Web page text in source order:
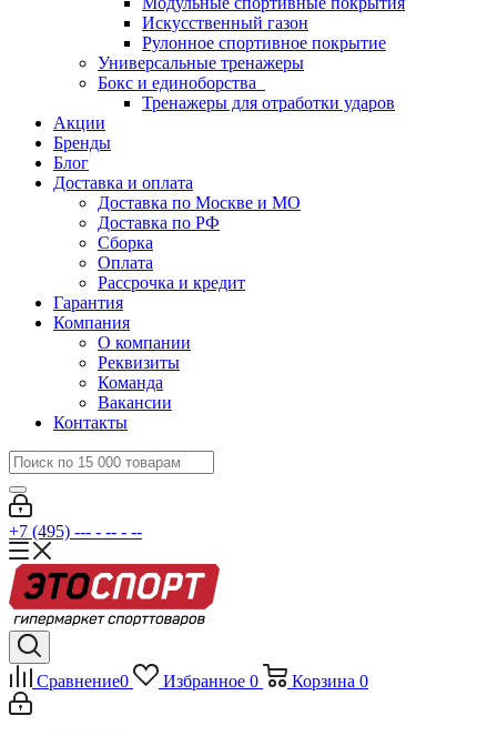
Искусственный газон
Рулонное спортивное покрытие
Универсальные тренажеры
Бокс и единоборства
Тренажеры для отработки ударов
Акции
Бренды
Блог
Доставка и оплата
Доставка по Москве и МО
Доставка по РФ
Сборка
Оплата
Рассрочка и кредит
Гарантия
Компания
О компании
Реквизиты
Команда
Вакансии
Контакты
+7 (495) --- - -- - --
Сравнение0 Избранное 0 Корзина 0